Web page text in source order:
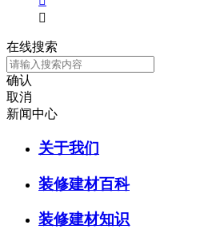

在线搜索
确认
取消
新闻中心
关于我们
装修建材百科
装修建材知识